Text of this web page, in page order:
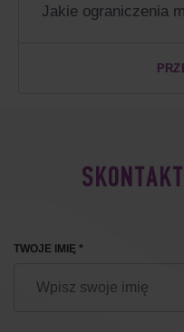
Jakie ograniczenia
TWOJE IMIĘ *